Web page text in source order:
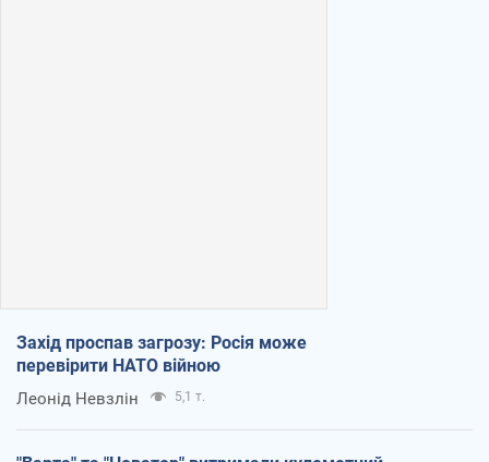
Захід проспав загрозу: Росія може
перевірити НАТО війною
Леонід Невзлін 5,1 т.